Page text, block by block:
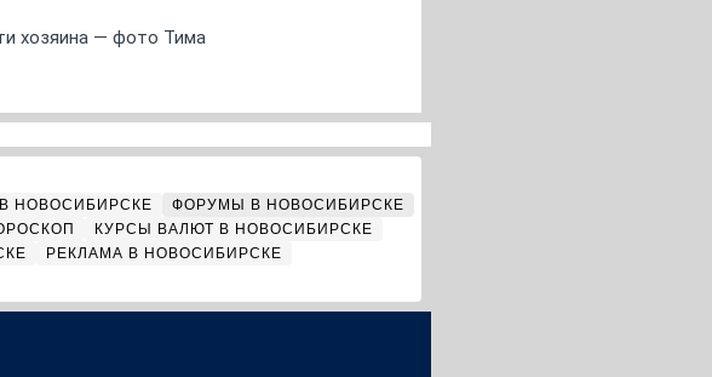
хозяина — фото Тима
НОВОСИБИРСКЕ
ФОРУМЫ В НОВОСИБИРСКЕ
КУРСЫ ВАЛЮТ В НОВОСИБИРСКЕ
РЕКЛАМА В НОВОСИБИРСКЕ